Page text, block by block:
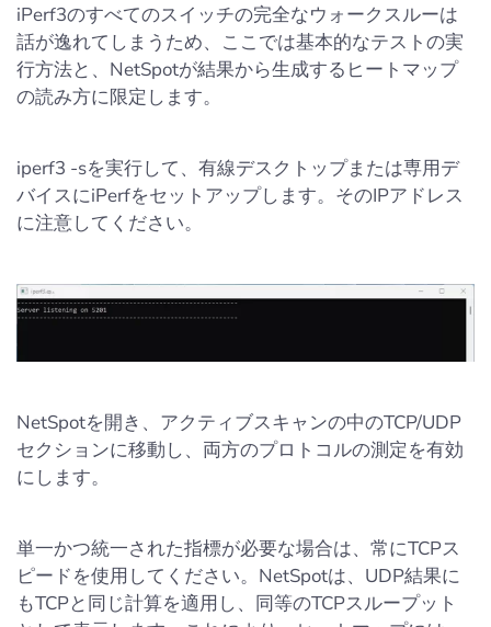
iPerf3のすべてのスイッチの完全なウォークスルーは
話が逸れてしまうため、ここでは基本的なテストの実
行方法と、NetSpotが結果から生成するヒートマップ
の読み方に限定します。
iperf3 -sを実行して、有線デスクトップまたは専用デ
バイスにiPerfをセットアップします。そのIPアドレス
に注意してください。
NetSpotを開き、アクティブスキャンの中のTCP/UDP
セクションに移動し、両方のプロトコルの測定を有効
にします。
単一かつ統一された指標が必要な場合は、常にTCPス
ピードを使用してください。NetSpotは、UDP結果に
もTCPと同じ計算を適用し、同等のTCPスループット